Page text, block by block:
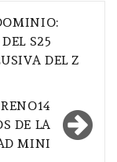
S25
DEL Z
DE LA
MINI